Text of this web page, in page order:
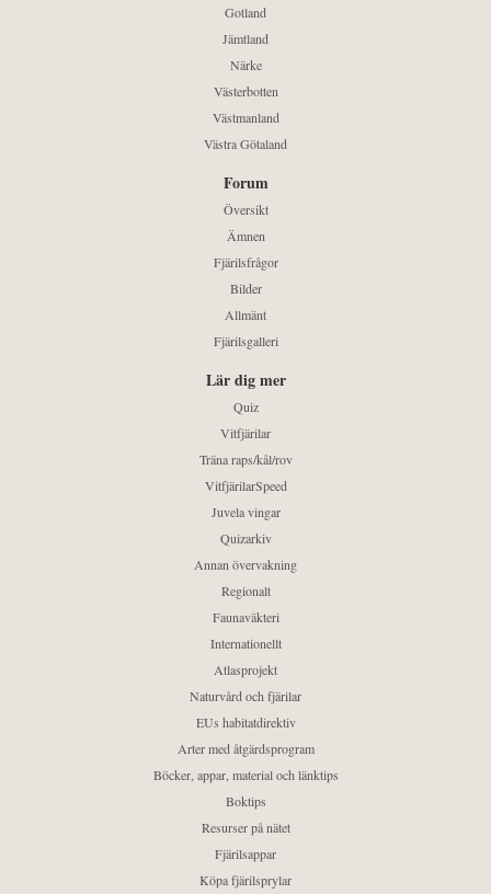
Gotland
Jämtland
Närke
Västerbotten
Västmanland
Västra Götaland
Forum
Översikt
Ämnen
Fjärilsfrågor
Bilder
Allmänt
Fjärilsgalleri
Lär dig mer
Quiz
Vitfjärilar
Träna raps/kål/rov
VitfjärilarSpeed
Juvela vingar
Quizarkiv
Annan övervakning
Regionalt
Faunaväkteri
Internationellt
Atlasprojekt
Naturvård och fjärilar
EUs habitatdirektiv
Arter med åtgärdsprogram
Böcker, appar, material och länktips
Boktips
Resurser på nätet
Fjärilsappar
Köpa fjärilsprylar